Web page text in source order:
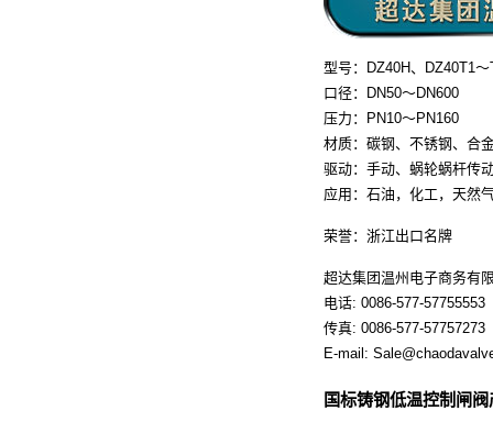
型号：DZ40H、DZ40T1
口径：DN50～DN600
压力：PN10～PN160
材质：碳钢、不锈钢、合
驱动：手动、蜗轮蜗杆传
应用：石油，化工，天然
荣誉：浙江出口名牌
超达集团温州电子商务有
电话: 0086-577-57755553
传真: 0086-577-57757273
E-mail:
国标铸钢低温控制闸